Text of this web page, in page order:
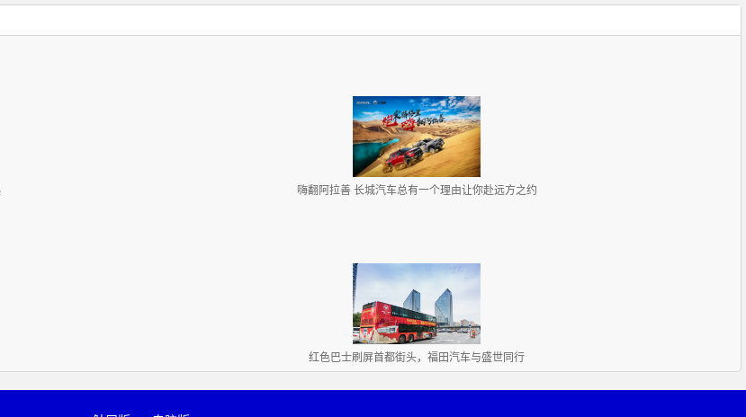
嗨翻阿拉善 长城汽车总有一个理由让你赴远方之约
红色巴士刷屏首都街头，福田汽车与盛世同行